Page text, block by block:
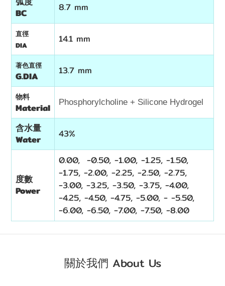
BC
8.7 mm
直徑
DIA
14.1 mm
著色直徑
G.DIA 13.7 mm
物料
Material Phosphorylcholine + Silicone Hydrogel
含水量
Water
43%
度數
Power
0.00, -0.50, -1.00, -1.25, -1.50,
-1.75, -2.00, -2.25, -2.50, -2.75,
-3.00, -3.25, -3.50, -3.75, -4.00,
-4.25, -4.50, -4.75, -5.00, - -5.50,
-6.00, -6.50, -7.00, -7.50, -8.00
關於我們 About Us